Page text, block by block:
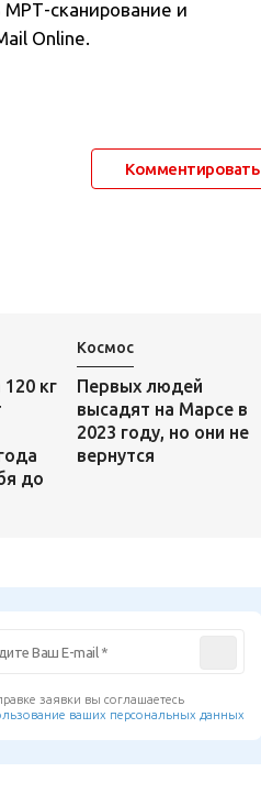
сканирование и
Online.
Комментировать
кг
до
Космос
Первых людей
высадят на Марсе в
2023 году, но они не
вернутся
заявки вы соглашаетесь
ваших персональных данных